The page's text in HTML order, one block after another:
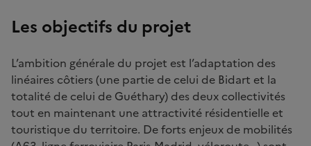
Les objectifs du projet
L’ambition générale du projet est l’adaptation des
linéaires côtiers (une partie de celui de Bidart et la
totalité de celui de Guéthary) des deux collectivités
tout en maintenant une attractivité résidentielle et
touristique du territoire. De forts enjeux de mobilités